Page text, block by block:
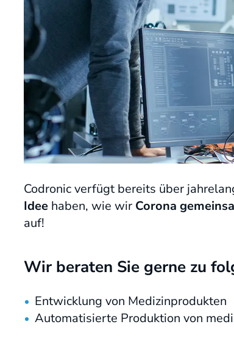
Codronic verfügt bereits über
Idee haben, wie wir Corona
auf!
Wir beraten Sie gerne zu
Entwicklung von Medizinprodukten
Automatisierte Produktion von